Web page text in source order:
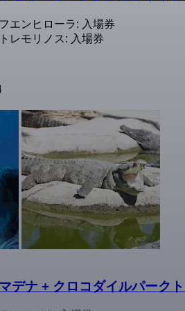
エンヒローラ: 入場券
レモリノス: 入場券
デナ + クロコダイルパーク